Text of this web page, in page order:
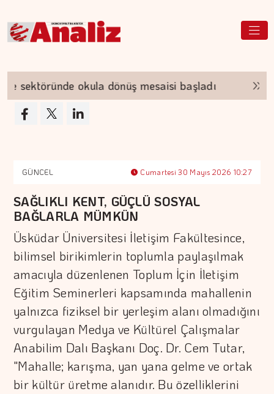
okula dönüş mesaisi başladı
GÜNCEL Cumartesi 30 Mayıs 2026 10:27
SAĞLIKLI KENT, GÜÇLÜ SOSYAL
BAĞLARLA MÜMKÜN
Üsküdar Üniversitesi İletişim Fakültesince,
bilimsel birikimlerin toplumla paylaşılmak
amacıyla düzenlenen Toplum İçin İletişim
Eğitim Seminerleri kapsamında mahallenin
yalnızca fiziksel bir yerleşim alanı olmadığını
vurgulayan Medya ve Kültürel Çalışmalar
Anabilim Dalı Başkanı Doç. Dr. Cem Tutar,
"Mahalle; karışma, yan yana gelme ve ortak
bir kültür üretme alanıdır. Bu özelliklerini